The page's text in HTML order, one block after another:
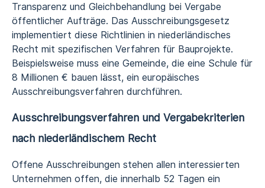
Transparenz und Gleichbehandlung bei Vergabe
öffentlicher Aufträge. Das Ausschreibungsgesetz
implementiert diese Richtlinien in niederländisches
Recht mit spezifischen Verfahren für Bauprojekte.
Beispielsweise muss eine Gemeinde, die eine Schule für
8 Millionen € bauen lässt, ein europäisches
Ausschreibungsverfahren durchführen.
Ausschreibungsverfahren und Vergabekriterien
nach niederländischem Recht
Offene Ausschreibungen stehen allen interessierten
Unternehmen offen, die innerhalb 52 Tagen ein